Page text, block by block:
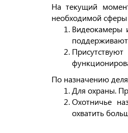
На текущий
необходимой сферы
Видеокамеры
По назначению
Для охраны.
Охотничье
охватить